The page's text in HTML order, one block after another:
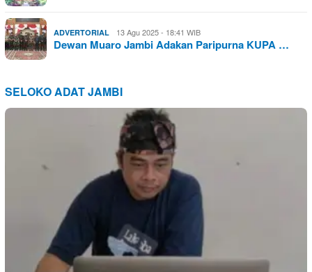
ADVERTORIAL 13 Agu 2025 - 18:41 WIB
Dewan Muaro Jambi Adakan Paripurna KUPA …
SELOKO ADAT JAMBI